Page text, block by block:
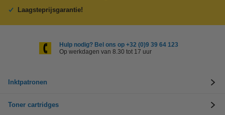
Laagsteprijsgarantie!
Hulp nodig? Bel ons op +32 (0)9 39 64 123
Op werkdagen van 8.30 tot 17 uur
Inktpatronen
Toner cartridges